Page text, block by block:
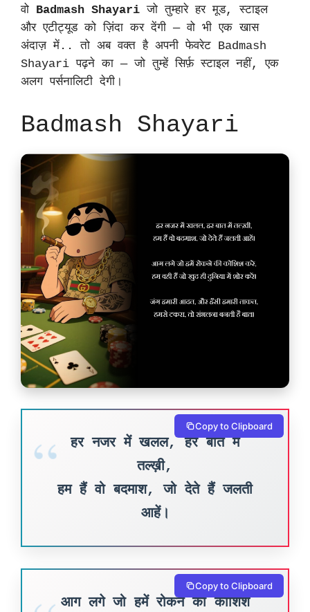
वो Badmash Shayari जो तुम्हारे हर मूड, स्टाइल
और एटीट्यूड को ज़िंदा कर देंगी — वो भी एक खास
अंदाज़ में.. तो अब वक्त है अपनी फेवरेट Badmash
Shayari पढ़ने का — जो तुम्हें सिर्फ़ स्टाइल नहीं, एक
अलग पर्सनालिटी देगी।
Badmash Shayari
हर नजर में खलल, हर बात में
तल्ख़ी,
हम हैं वो बदमाश, जो देते हैं जलती
आहें।
Copy to Clipboard
आग लगे जो हमें रोकने की कोशिश
Copy to Clipboard